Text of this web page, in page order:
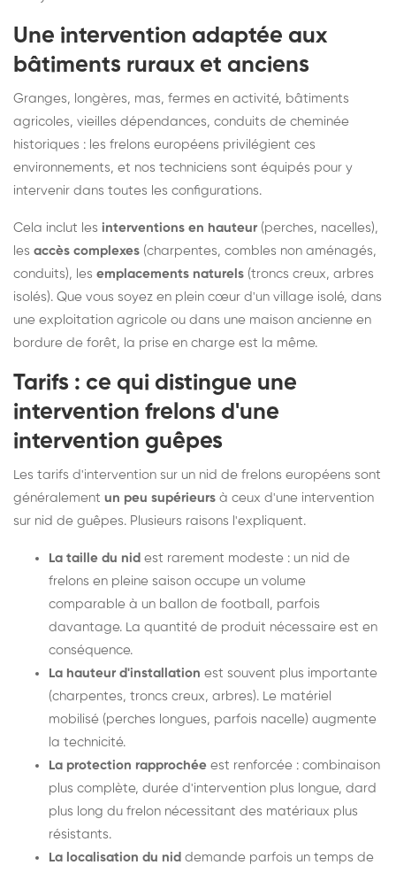
Une intervention adaptée aux
bâtiments ruraux et anciens
Granges, longères, mas, fermes en activité, bâtiments
agricoles, vieilles dépendances, conduits de cheminée
historiques : les frelons européens privilégient ces
environnements, et nos techniciens sont équipés pour y
intervenir dans toutes les configurations.
Cela inclut les interventions en hauteur (perches, nacelles),
les accès complexes (charpentes, combles non aménagés,
conduits), les emplacements naturels (troncs creux, arbres
isolés). Que vous soyez en plein cœur d'un village isolé, dans
une exploitation agricole ou dans une maison ancienne en
bordure de forêt, la prise en charge est la même.
Tarifs : ce qui distingue une
intervention frelons d'une
intervention guêpes
Les tarifs d'intervention sur un nid de frelons européens sont
généralement un peu supérieurs à ceux d'une intervention
sur nid de guêpes. Plusieurs raisons l'expliquent.
La taille du nid est rarement modeste : un nid de
frelons en pleine saison occupe un volume
comparable à un ballon de football, parfois
davantage. La quantité de produit nécessaire est en
conséquence.
La hauteur d'installation est souvent plus importante
(charpentes, troncs creux, arbres). Le matériel
mobilisé (perches longues, parfois nacelle) augmente
la technicité.
La protection rapprochée est renforcée : combinaison
plus complète, durée d'intervention plus longue, dard
plus long du frelon nécessitant des matériaux plus
résistants.
La localisation du nid demande parfois un temps de